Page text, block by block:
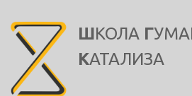
Школа
Гуманитарного
Катализа
logo
ШКОЛА Г
КАТАЛИЗА